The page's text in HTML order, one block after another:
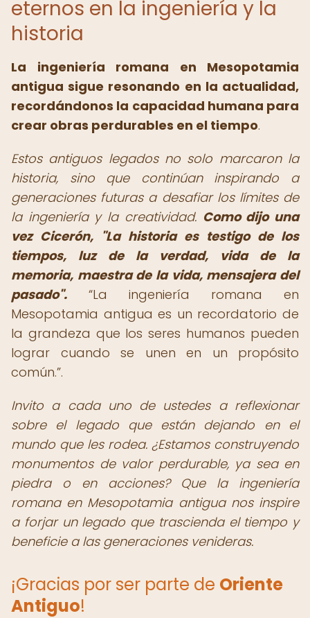
eternos en la ingeniería y la
historia
La ingeniería romana en Mesopotamia
antigua sigue resonando en la actualidad,
recordándonos la capacidad humana para
crear obras perdurables en el tiempo.
Estos antiguos legados no solo marcaron la
historia, sino que continúan inspirando a
generaciones futuras a desafiar los límites de
la ingeniería y la creatividad. Como dijo una
vez Cicerón, "La historia es testigo de los
tiempos, luz de la verdad, vida de la
memoria, maestra de la vida, mensajera del
pasado".
La ingeniería romana en
Mesopotamia antigua es un recordatorio de
la grandeza que los seres humanos pueden
lograr cuando se unen en un propósito
común. .
Invito a cada uno de ustedes a reflexionar
sobre el legado que están dejando en el
mundo que les rodea. ¿Estamos construyendo
monumentos de valor perdurable, ya sea en
piedra o en acciones? Que la ingeniería
romana en Mesopotamia antigua nos inspire
a forjar un legado que trascienda el tiempo y
beneficie a las generaciones venideras.
¡Gracias por ser parte de Oriente
Antiguo!